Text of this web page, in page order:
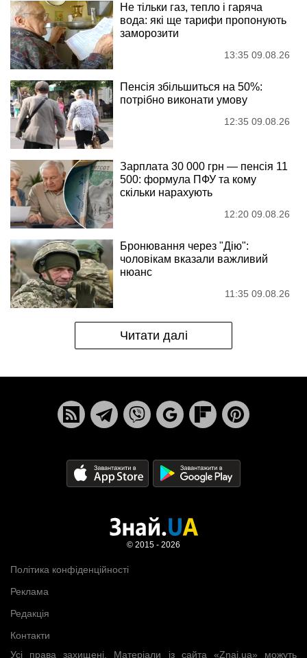
Не тільки газ, тепло і гаряча
вода: які ще тарифи пропонують
заморозити
13:35 09.08.26
Пенсія збільшиться на 50%:
потрібно виконати умову
12:35 09.08.26
Зарплата 30 000 грн — пенсія 11
500: формула ПФУ та кому
скільки нарахують
12:20 09.08.26
Бронювання через "Дію":
чоловікам вказали важливий
нюанс
11:35 09.08.26
Читати далі
Усі права захищені. Матеріали із сайта «Znaj.ua» можуть
Політика конфіденційності
Реклама
Редакція
Контакти
© 2015 - 2026